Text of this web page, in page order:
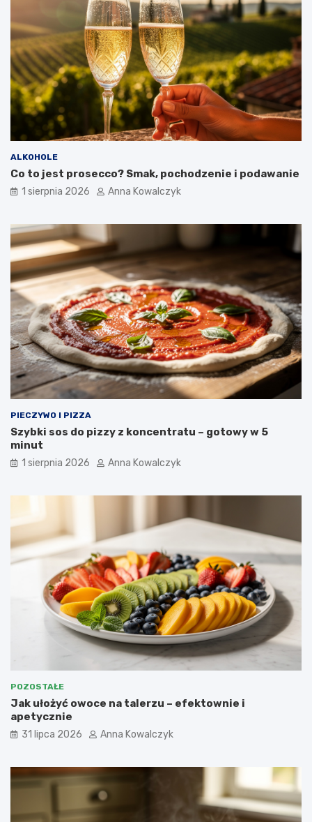
ALKOHOLE
Co to jest prosecco? Smak, pochodzenie i podawanie
1 sierpnia 2026 Anna Kowalczyk
PIECZYWO I PIZZA
Szybki sos do pizzy z koncentratu – gotowy w 5
minut
1 sierpnia 2026 Anna Kowalczyk
POZOSTAŁE
Jak ułożyć owoce na talerzu – efektownie i
apetycznie
31 lipca 2026 Anna Kowalczyk